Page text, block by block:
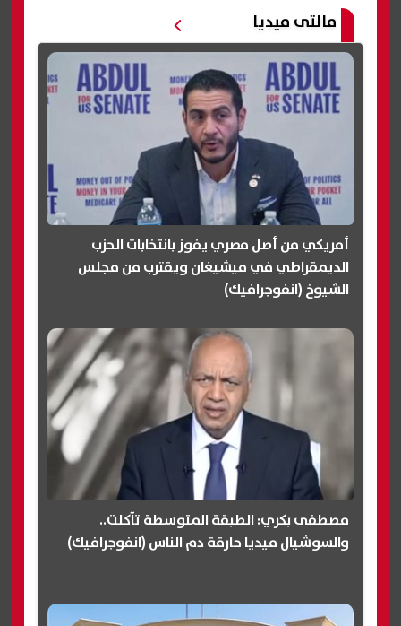
مالتى ميديا
أمريكي من أصل مصري يفوز بانتخابات الحزب
الديمقراطي في ميشيغان ويقترب من مجلس
الشيوخ (انفوجرافيك)
مصطفى بكري: الطبقة المتوسطة تآكلت..
والسوشيال ميديا حارقة دم الناس (انفوجرافيك)